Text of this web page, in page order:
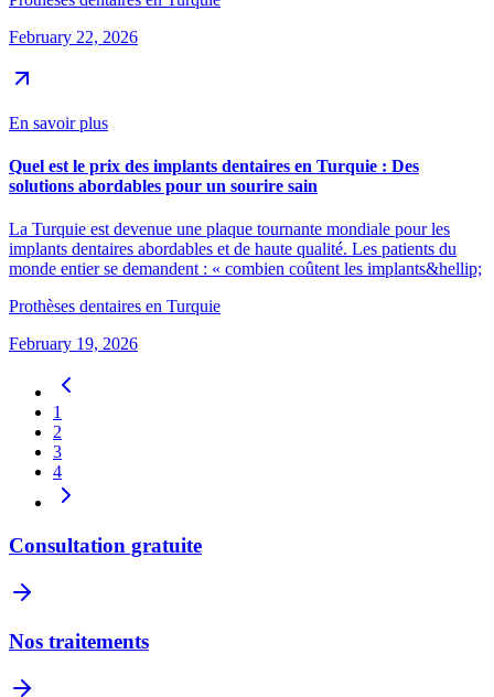
February 22, 2026
En savoir plus
Quel est le prix des implants dentaires en Turquie : Des
solutions abordables pour un sourire sain
La Turquie est devenue une plaque tournante mondiale pour les
implants dentaires abordables et de haute qualité. Les patients du
monde entier se demandent : « combien coûtent les implants&hellip;
Prothèses dentaires en Turquie
February 19, 2026
1
2
3
4
Consultation gratuite
Nos traitements